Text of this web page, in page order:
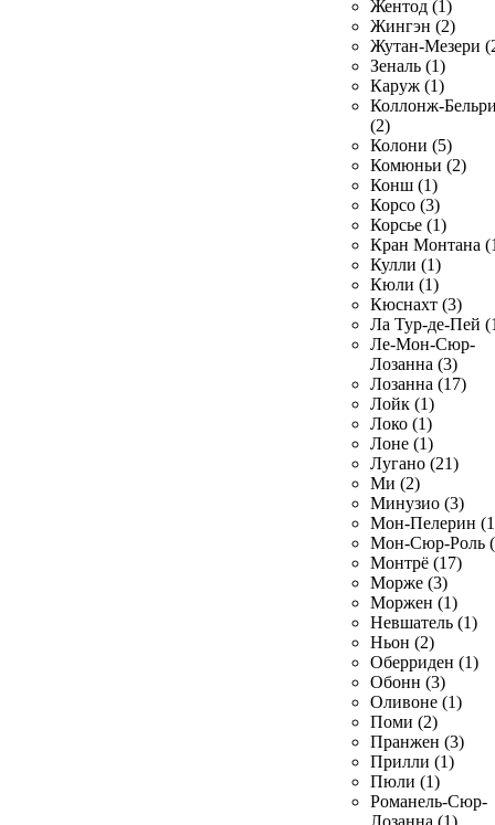
Жентод (1)
Жингэн (2)
Жутан-Мезери
Зеналь (1)
Каруж (1)
Коллонж-
(2)
Колони (5)
Комюньи (2)
Конш (1)
Корсо (3)
Корсье (1)
Кран Монтана
Кулли (1)
Кюли (1)
Кюснахт (3)
Ла Тур-де-Пей
Ле-Мон-Сюр-
Лозанна (3)
Лозанна (17)
Лойк (1)
Локо (1)
Лоне (1)
Лугано (21)
Ми (2)
Минузио (3)
Мон-Пелерин
Мон-Сюр-Роль
Монтрё (17)
Морже (3)
Моржен (1)
Невшатель (1)
Ньон (2)
Оберриден (1)
Обонн (3)
Оливоне (1)
Поми (2)
Пранжен (3)
Прилли (1)
Пюли (1)
Романель-Сюр-
Лозанна (1)